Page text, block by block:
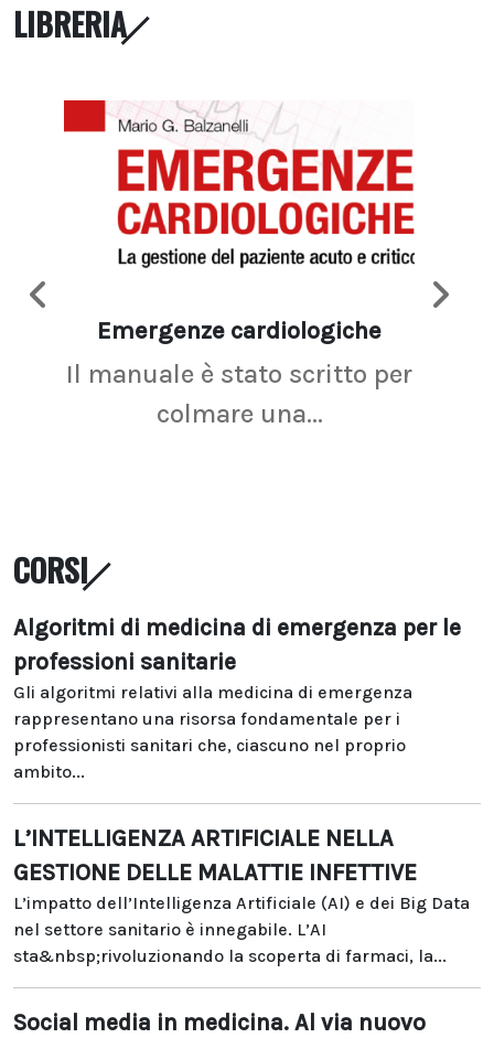
LIBRERIA
Emergenze cardiologiche
Il manuale è stato scritto per
colmare una...
CORSI
Algoritmi di medicina di emergenza per le
professioni sanitarie
Gli algoritmi relativi alla medicina di emergenza
rappresentano una risorsa fondamentale per i
professionisti sanitari che, ciascuno nel proprio
ambito...
L’INTELLIGENZA ARTIFICIALE NELLA
GESTIONE DELLE MALATTIE INFETTIVE
L’impatto dell’Intelligenza Artificiale (AI) e dei Big Data
nel settore sanitario è innegabile. L’AI
sta&nbsp;rivoluzionando la scoperta di farmaci, la...
Social media in medicina. Al via nuovo